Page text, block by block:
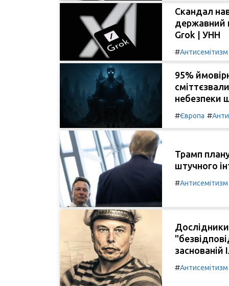
Скандал
державний
Grok | УНН
#Антисемітизм
95%
небезпеки
#Європа #
Трамп
штучного
#Антисемітизм
#Антисемітизм